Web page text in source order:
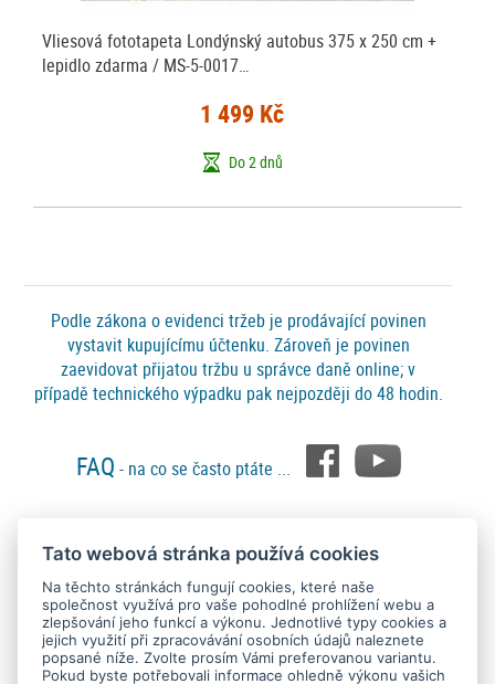
Vliesová fototapeta Londýnský autobus 375 x 250 cm +
lepidlo zdarma / MS-5-0017…
1 499 Kč
Do 2 dnů
Podle zákona o evidenci tržeb je prodávající povinen
vystavit kupujícímu účtenku. Zároveň je povinen
zaevidovat přijatou tržbu u správce daně online; v
případě technického výpadku pak nejpozději do 48 hodin.
FAQ - na co se často ptáte ...
Platební metody
Tato webová stránka používá cookies
Na těchto stránkách fungují cookies, které naše
společnost využívá pro vaše pohodlné prohlížení webu a
zlepšování jeho funkcí a výkonu. Jednotlivé typy cookies a
jejich využití při zpracovávání osobních údajů naleznete
popsané níže. Zvolte prosím Vámi preferovanou variantu.
Pokud byste potřebovali informace ohledně výkonu vašich